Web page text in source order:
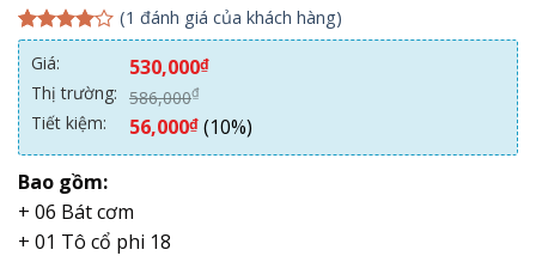
4.00trên
5 dựa
trên
1
đánh
giá
(1 đánh giá của khách hàng)
Giá:
530,000₫
Thị trường: 586,000₫
Tiết kiệm: 56,000₫ (10%)
Bao gồm:
+ 06 Bát cơm
+ 01 Tô cổ phi 18